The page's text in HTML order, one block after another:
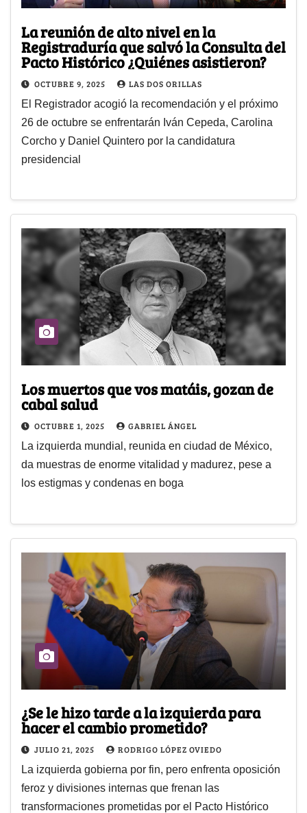
La reunión de alto nivel en la
Registraduría que salvó la Consulta del
Pacto Histórico ¿Quiénes asistieron?
OCTUBRE 9, 2025 LAS DOS ORILLAS
El Registrador acogió la recomendación y el próximo
26 de octubre se enfrentarán Iván Cepeda, Carolina
Corcho y Daniel Quintero por la candidatura
presidencial
Los muertos que vos matáis, gozan de
cabal salud
OCTUBRE 1, 2025 GABRIEL ÁNGEL
La izquierda mundial, reunida en ciudad de México,
da muestras de enorme vitalidad y madurez, pese a
los estigmas y condenas en boga
¿Se le hizo tarde a la izquierda para
hacer el cambio prometido?
JULIO 21, 2025 RODRIGO LÓPEZ OVIEDO
La izquierda gobierna por fin, pero enfrenta oposición
feroz y divisiones internas que frenan las
transformaciones prometidas por el Pacto Histórico